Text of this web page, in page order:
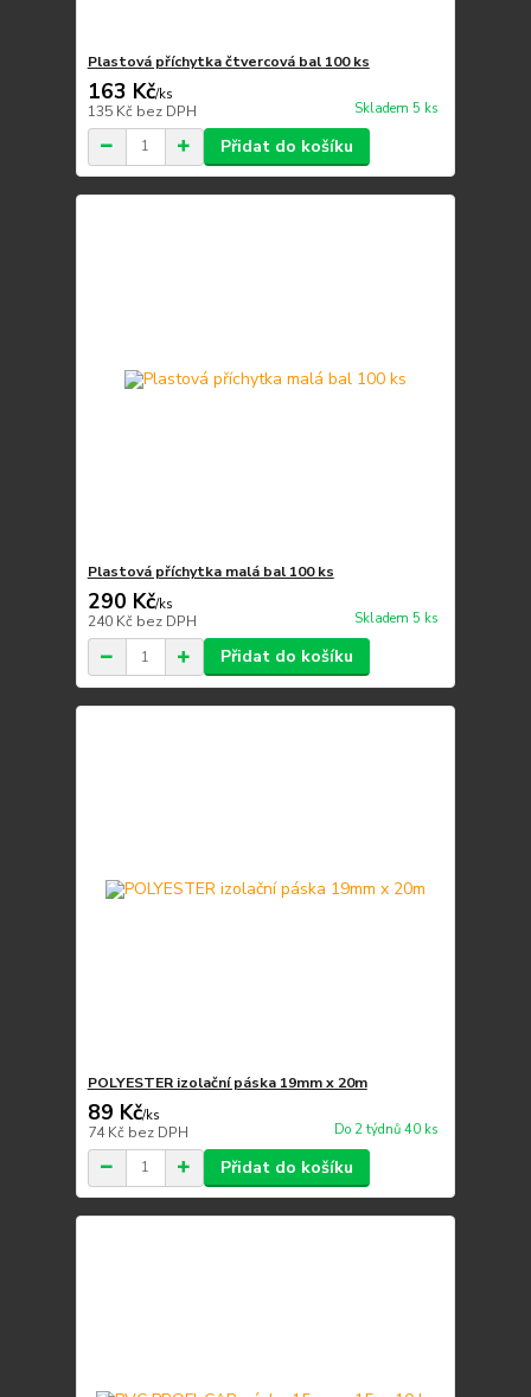
Plastová příchytka čtvercová bal 100 ks
163 Kč/ks
135 Kč bez DPH Skladem 5 ks
Přidat do košíku
Plastová příchytka malá bal 100 ks
290 Kč/ks
240 Kč bez DPH Skladem 5 ks
Přidat do košíku
POLYESTER izolační páska 19mm x 20m
89 Kč/ks
74 Kč bez DPH Do 2 týdnů 40 ks
Přidat do košíku